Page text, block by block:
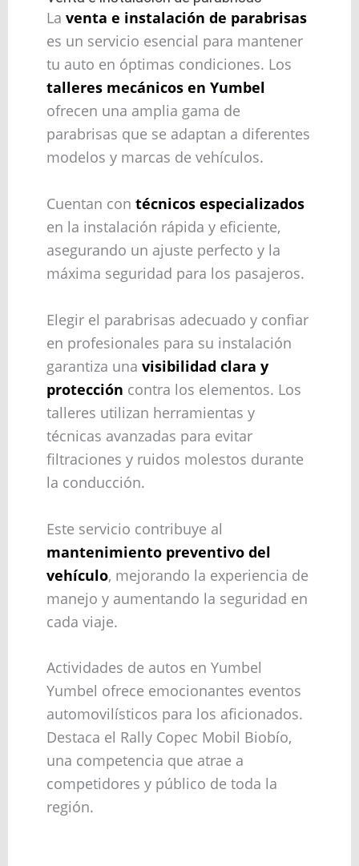
La venta e instalación de parabrisas
es un servicio esencial para mantener
tu auto en óptimas condiciones. Los
talleres mecánicos en Yumbel
ofrecen una amplia gama de
parabrisas que se adaptan a diferentes
modelos y marcas de vehículos.
Cuentan con técnicos especializados
en la instalación rápida y eficiente,
asegurando un ajuste perfecto y la
máxima seguridad para los pasajeros.
Elegir el parabrisas adecuado y confiar
en profesionales para su instalación
garantiza una visibilidad clara y
protección contra los elementos. Los
talleres utilizan herramientas y
técnicas avanzadas para evitar
filtraciones y ruidos molestos durante
la conducción.
Este servicio contribuye al
mantenimiento preventivo del
vehículo, mejorando la experiencia de
manejo y aumentando la seguridad en
cada viaje.
Actividades de autos en Yumbel
Yumbel ofrece emocionantes eventos
automovilísticos para los aficionados.
Destaca el Rally Copec Mobil Biobío,
una competencia que atrae a
competidores y público de toda la
región.